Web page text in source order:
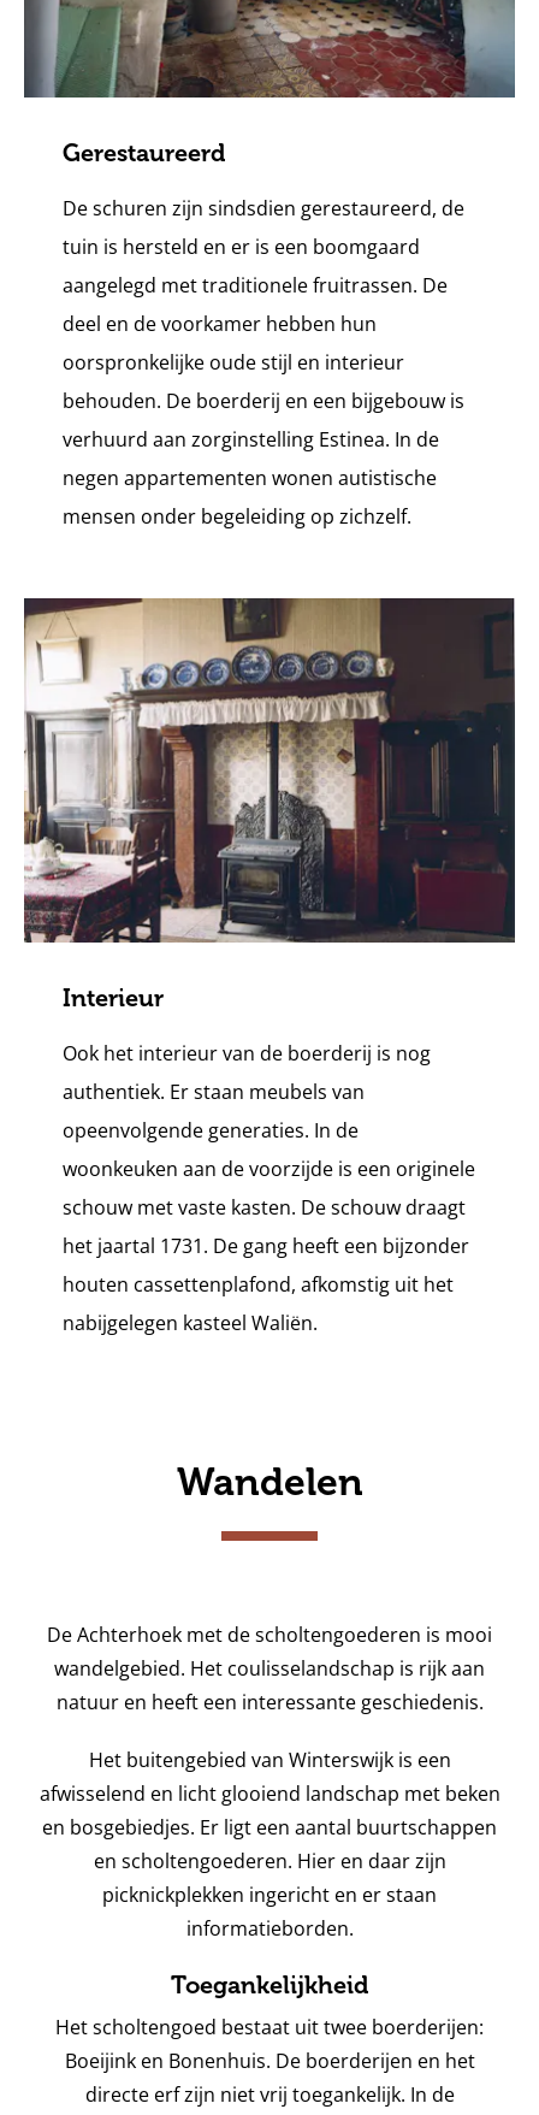
Gerestaureerd
De schuren zijn sindsdien gerestaureerd, de
tuin is hersteld en er is een boomgaard
aangelegd met traditionele fruitrassen. De
deel en de voorkamer hebben hun
oorspronkelijke oude stijl en interieur
behouden. De boerderij en een bijgebouw is
verhuurd aan zorginstelling Estinea. In de
negen appartementen wonen autistische
mensen onder begeleiding op zichzelf.
Interieur
Ook het interieur van de boerderij is nog
authentiek. Er staan meubels van
opeenvolgende generaties. In de
woonkeuken aan de voorzijde is een originele
schouw met vaste kasten. De schouw draagt
het jaartal 1731. De gang heeft een bijzonder
houten cassettenplafond, afkomstig uit het
nabijgelegen kasteel Waliën.
Wandelen
De Achterhoek met de scholtengoederen is mooi
wandelgebied. Het coulisselandschap is rijk aan
natuur en heeft een interessante geschiedenis.
Het buitengebied van Winterswijk is een
afwisselend en licht glooiend landschap met beken
en bosgebiedjes. Er ligt een aantal buurtschappen
en scholtengoederen. Hier en daar zijn
picknickplekken ingericht en er staan
informatieborden.
Toegankelijkheid
Het scholtengoed bestaat uit twee boerderijen:
Boeijink en Bonenhuis. De boerderijen en het
directe erf zijn niet vrij toegankelijk. In de